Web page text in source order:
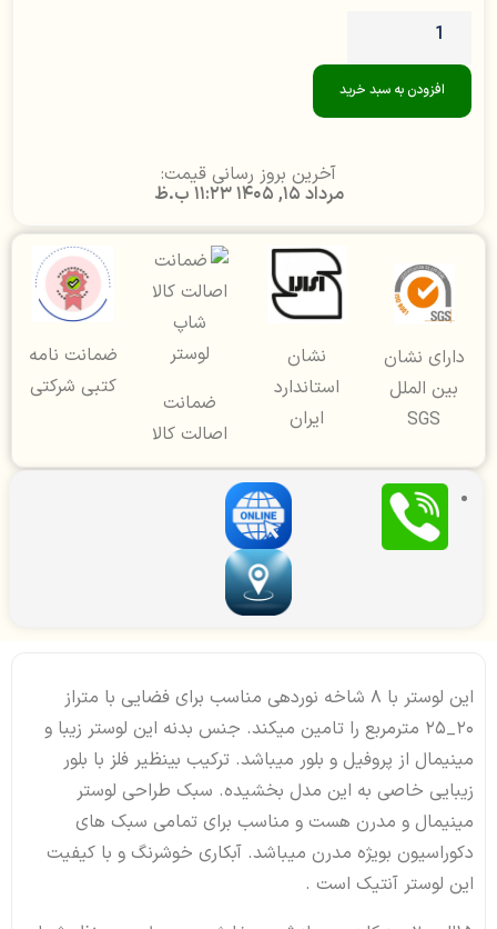
افزودن به سبد خرید
آخرین بروز رسانی قیمت:
مرداد 15, 1405 11:23 ب.ظ
دارای نشان
بین الملل
SGS
نشان
استاندارد
ایران
ضمانت
اصالت کالا
ضمانت نامه
کتبی شرکتی
این لوستر با 8 شاخه نوردهی مناسب برای فضایی با متراز
20_25 مترمربع را تامین میکند. جنس بدنه این لوستر زیبا و
مینیمال از پروفیل و بلور میباشد. ترکیب بینظیر فلز با بلور
زیبایی خاصی به این مدل بخشیده. سبک طراحی لوستر
مینیمال و مدرن هست و مناسب برای تمامی سبک های
دکوراسیون بویژه مدرن میباشد. آبکاری خوشرنگ و با کیفیت
این لوستر آنتیک است .